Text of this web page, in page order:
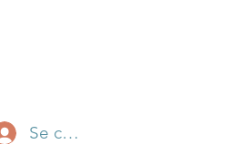
Se connecter